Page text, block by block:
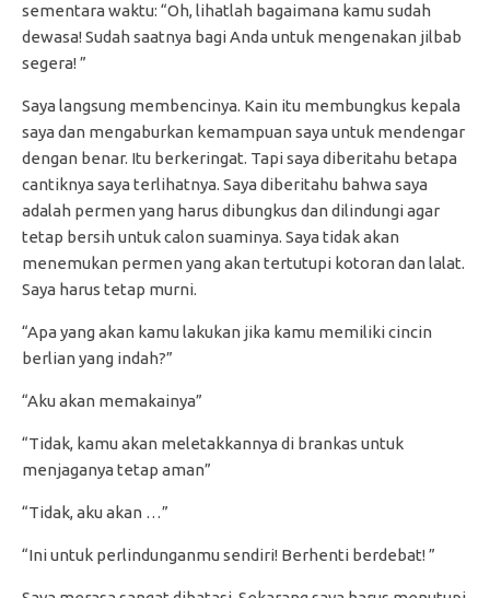
sementara waktu: “Oh, lihatlah bagaimana kamu sudah
dewasa! Sudah saatnya bagi Anda untuk mengenakan jilbab
segera! ”
Saya langsung membencinya. Kain itu membungkus kepala
saya dan mengaburkan kemampuan saya untuk mendengar
dengan benar. Itu berkeringat. Tapi saya diberitahu betapa
cantiknya saya terlihatnya. Saya diberitahu bahwa saya
adalah permen yang harus dibungkus dan dilindungi agar
tetap bersih untuk calon suaminya. Saya tidak akan
menemukan permen yang akan tertutupi kotoran dan lalat.
Saya harus tetap murni.
“Apa yang akan kamu lakukan jika kamu memiliki cincin
berlian yang indah?”
“Aku akan memakainya”
“Tidak, kamu akan meletakkannya di brankas untuk
menjaganya tetap aman”
“Tidak, aku akan …”
“Ini untuk perlindunganmu sendiri! Berhenti berdebat! ”